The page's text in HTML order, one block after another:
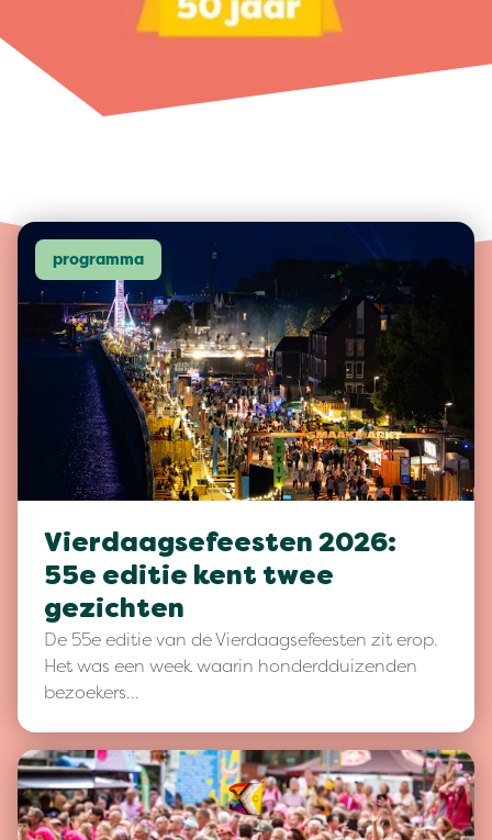
programma
Vierdaagsefeesten 2026:
55e editie kent twee
gezichten
De 55e editie van de Vierdaagsefeesten zit erop.
Het was een week waarin honderdduizenden
bezoekers…